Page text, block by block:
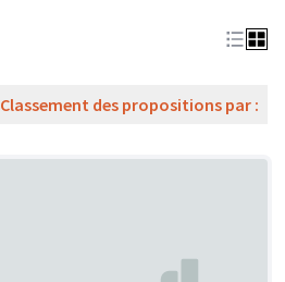
Classement des propositions par :